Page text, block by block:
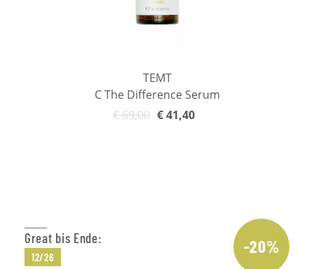
TEMT
C The Difference Serum
€69,00 €41,40
Great bis Ende:
12/26
-20%